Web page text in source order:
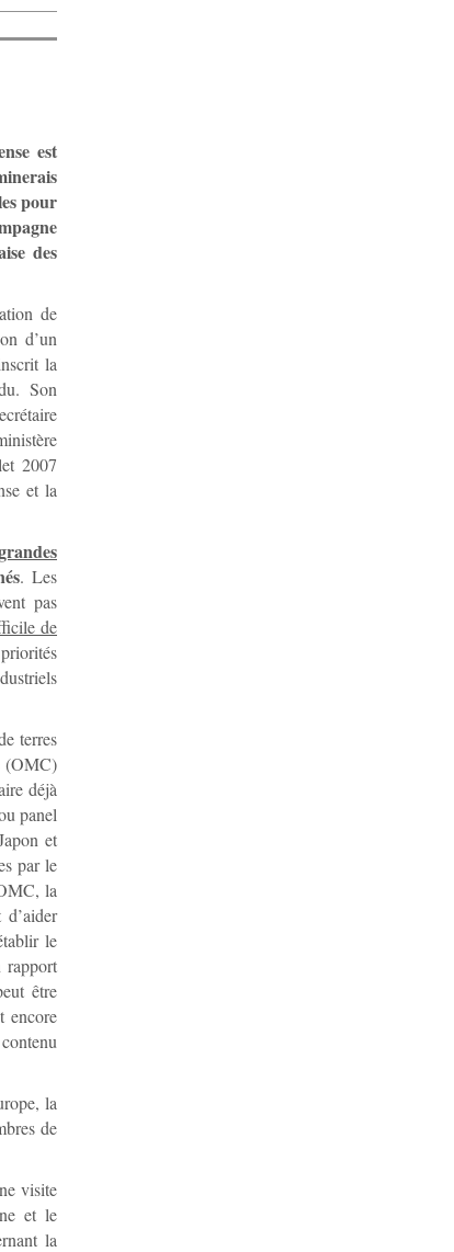
est
pour
des
de
d’un
la
Son
2007
et la
. Les
pas
de
terres
(OMC)
déjà
panel
et
par le
la
le
rapport
être
encore
la
de
visite
et le
la